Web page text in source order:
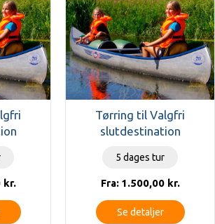
kr.
Tørring til Valgfri
slutdestination
5 dages tur
Fra: 1.500,00 kr.
Se detaljer